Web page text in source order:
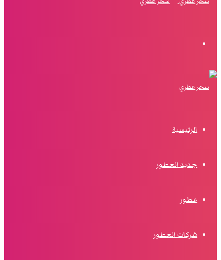
الرئيسية
جديد العطور
عطور
شركات العطور